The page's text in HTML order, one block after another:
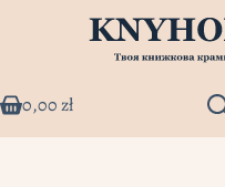
Кошик
0,00zł